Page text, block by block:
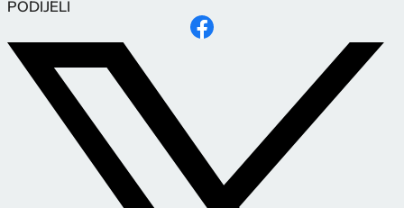
PODIJELI